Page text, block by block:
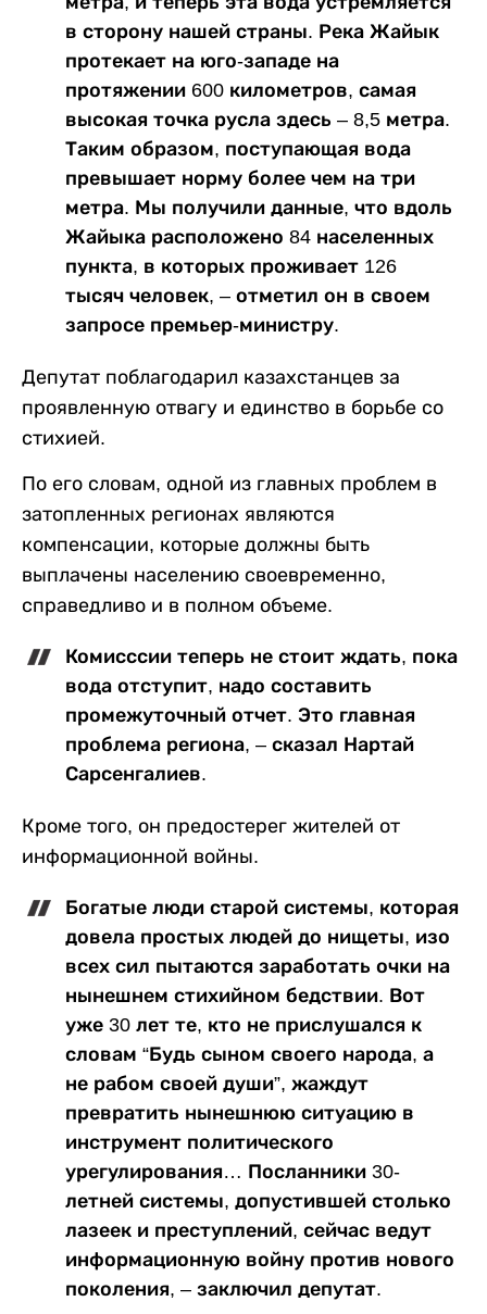
в сторону нашей страны. Река Жайык
протекает на юго-западе на
протяжении 600 километров, самая
высокая точка русла здесь – 8,5 метра.
Таким образом, поступающая вода
превышает норму более чем на три
метра. Мы получили данные, что вдоль
Жайыка расположено 84 населенных
пункта, в которых проживает 126
тысяч человек, – отметил он в своем
запросе премьер-министру.
Депутат поблагодарил казахстанцев за
проявленную отвагу и единство в борьбе со
стихией.
По его словам, одной из главных проблем в
затопленных регионах являются
компенсации, которые должны быть
выплачены населению своевременно,
справедливо и в полном объеме.
Комисссии теперь не стоит ждать, пока
вода отступит, надо составить
промежуточный отчет. Это главная
проблема региона, – сказал Нартай
Сарсенгалиев.
Кроме того, он предостерег жителей от
информационной войны.
Богатые люди старой системы, которая
довела простых людей до нищеты, изо
всех сил пытаются заработать очки на
нынешнем стихийном бедствии. Вот
уже 30 лет те, кто не прислушался к
словам “Будь сыном своего народа, а
не рабом своей души”, жаждут
превратить нынешнюю ситуацию в
инструмент политического
урегулирования… Посланники 30-
летней системы, допустившей столько
лазеек и преступлений, сейчас ведут
информационную войну против нового
поколения, – заключил депутат.